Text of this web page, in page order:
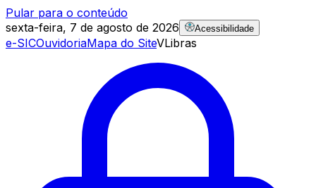
Pular para o conteúdo
sexta-feira, 7 de agosto de 2026
Acessibilidade
e-SICOuvidoriaMapa do SiteVLibras